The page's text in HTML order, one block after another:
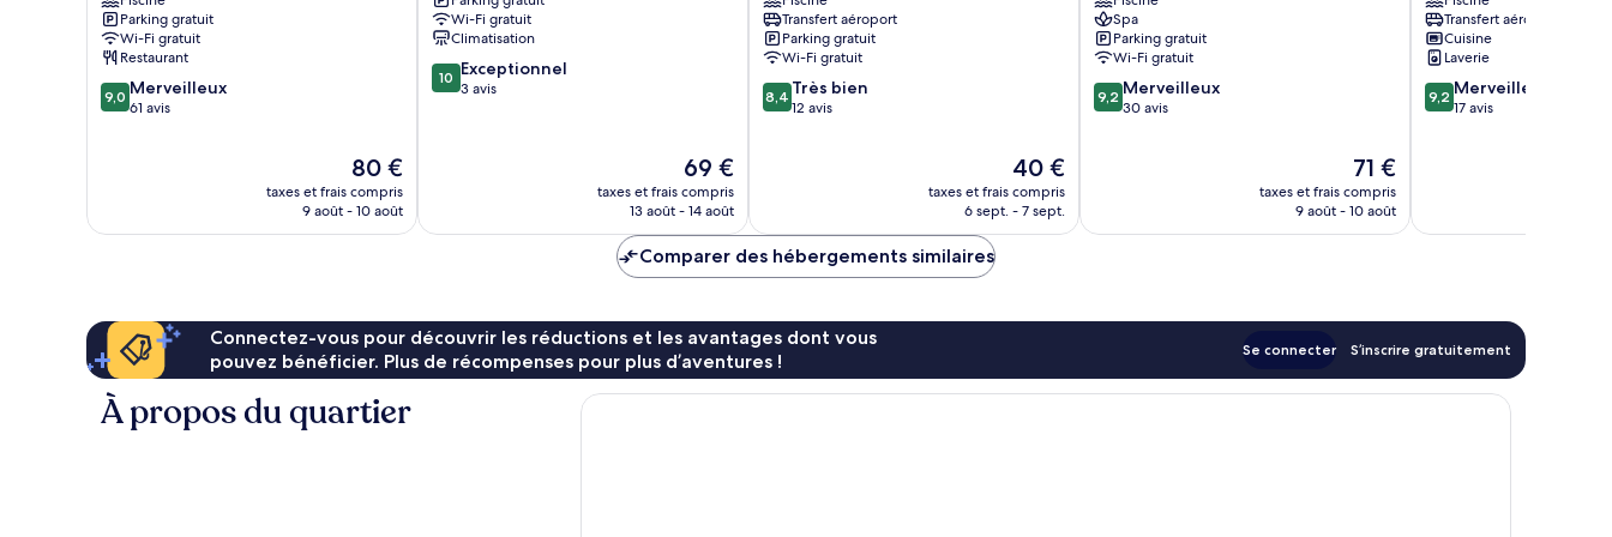
Parking gratuit
Wi-Fi gratuit
Restaurant
9.0
sur
9,0 Merveilleux
61 avis
Le
nouveau
prix
80 €
taxes et frais compris
9 août - 10 août
Wi-Fi gratuit
Climatisation
10.0
sur
10 Exceptionnel
3 avis
Le
nouveau
prix
de
69 €
69 €
taxes et frais compris
13 août - 14 août
Transfert aéroport
Parking gratuit
Wi-Fi gratuit
8.4
sur
8,4 Très bien
12 avis
Le
nouveau
prix
40 €
taxes et frais compris
6 sept. - 7 sept.
Nkomazi
Spa
Parking gratuit
Wi-Fi gratuit
9.2
sur
9,2 Merveilleux
30 avis
Le
nouveau
prix
71 €
taxes et frais compris
9 août - 10 août
Transfert aéroport
Cuisine
Laverie
9.2
sur
9,2 Merveilleux
17 avis
Comparer des hébergements similaires
Connectez-vous pour découvrir les réductions et les avantages dont vous
pouvez bénéficier. Plus de récompenses pour plus d’aventures !
Se connecter S’inscrire gratuitement
À propos du quartier